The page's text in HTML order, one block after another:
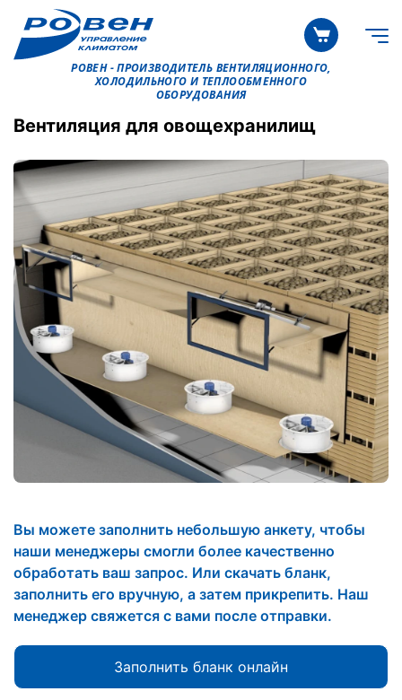
РОВЕН - ПРОИЗВОДИТЕЛЬ ВЕНТИЛЯЦИОННОГО,
ХОЛОДИЛЬНОГО И ТЕПЛООБМЕННОГО
ОБОРУДОВАНИЯ
Вентиляция для овощехранилищ
Вы можете заполнить небольшую анкету, чтобы
наши менеджеры смогли более качественно
обработать ваш запрос. Или скачать бланк,
заполнить его вручную, а затем прикрепить. Наш
менеджер свяжется с вами после отправки.
Заполнить бланк онлайн